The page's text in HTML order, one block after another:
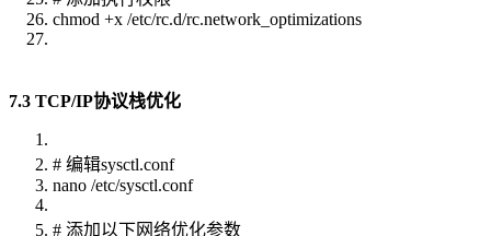
chmod +x /etc/rc.d/rc.network_optimizations
7.3 TCP/IP协议栈优化
# 编辑sysctl.conf
nano /etc/sysctl.conf
# 添加以下网络优化参数